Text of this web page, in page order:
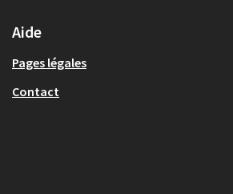
Aide
Pages légales
Contact